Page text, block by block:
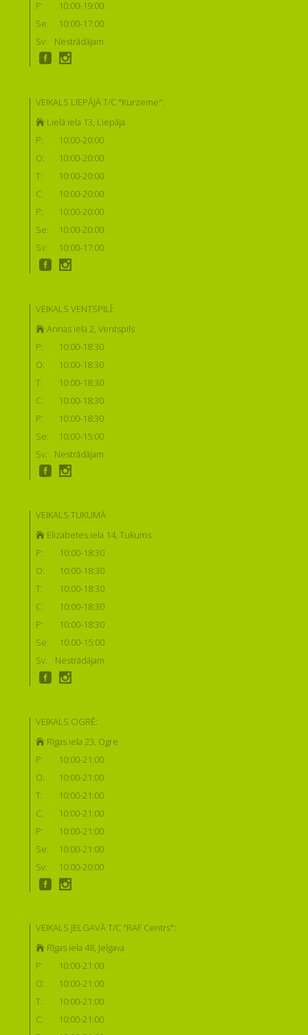
P:
10:00-19:00
Se:
10:00-17:00
Sv:
Nestrādājam
VEIKALS LIEPĀJĀ T/C "Kurzeme":
Lielā iela 13, Liepāja
P:
10:00-20:00
O:
10:00-20:00
T:
10:00-20:00
C:
10:00-20:00
P:
10:00-20:00
Se:
10:00-20:00
Sv:
10:00-17:00
VEIKALS VENTSPILĪ:
Annas iela 2, Ventspils
P:
10:00-18:30
O:
10:00-18:30
T:
10:00-18:30
C:
10:00-18:30
P:
10:00-18:30
Se:
10:00-15:00
Sv:
Nestrādājam
VEIKALS TUKUMĀ
Elizabetes iela 14, Tukums
P:
10:00-18:30
O:
10:00-18:30
T:
10:00-18:30
C:
10:00-18:30
P:
10:00-18:30
Se:
10:00-15:00
Sv:
Nestrādājam
VEIKALS OGRĒ:
Rīgas iela 23, Ogre
P:
10:00-21:00
O:
10:00-21:00
T:
10:00-21:00
C:
10:00-21:00
P:
10:00-21:00
Se:
10:00-21:00
Sv:
10:00-20:00
VEIKALS JELGAVĀ T/C "RAF Centrs":
Rīgas iela 48, Jelgava
P:
10:00-21:00
O:
10:00-21:00
T:
10:00-21:00
C:
10:00-21:00